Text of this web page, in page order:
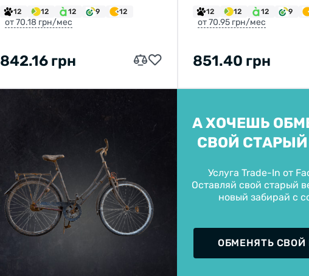
ЧЕРНЫЙ ПРОМПОДШИПНИК
8-9-10-СКОРОСТЕЙ
12 12 12 9 12
от 70.18 грн/мес
842.16 грн
НА ГАЙКАХ
12 12 12 9
от 70.95 грн/мес
851.40 грн
А ХОЧЕШЬ
СВОЙ СТАРЫЙ
Услуга Trade-In от
Оставляй свой старый
новый забирай с
ОБМЕНЯТЬ СВОЙ
SWITCH TO FACEBIKE.NL